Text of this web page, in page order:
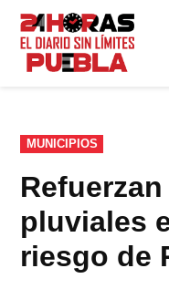
Saltar
contenido
PUBLICADO
EN
MUNICIPIOS
pluviales
riesgo de